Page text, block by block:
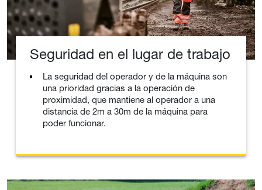
Seguridad en el lugar de trabajo
La seguridad del operador y de la máquina son
una prioridad gracias a la operación de
proximidad, que mantiene al operador a una
distancia de 2m a 30m de la máquina para
poder funcionar.